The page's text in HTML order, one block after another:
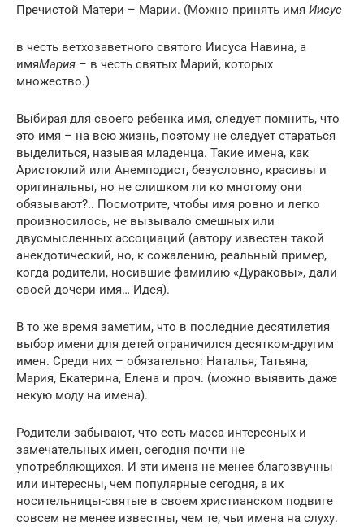
Пречистой Матери – Марии. (Можно принять имя Иисус
в честь ветхозаветного святого Иисуса Навина, а
имяМария – в честь святых Марий, которых
множество.)
Выбирая для своего ребенка имя, следует помнить, что
это имя – на всю жизнь, поэтому не следует стараться
выделиться, называя младенца. Такие имена, как
Аристоклий или Анемподист, безусловно, красивы и
оригинальны, но не слишком ли ко многому они
обязывают?.. Посмотрите, чтобы имя ровно и легко
произносилось, не вызывало смешных или
двусмысленных ассоциаций (автору известен такой
анекдотический, но, к сожалению, реальный пример,
когда родители, носившие фамилию «Дураковы», дали
своей дочери имя… Идея).
В то же время заметим, что в последние десятилетия
выбор имени для детей ограничился десятком-другим
имен. Среди них – обязательно: Наталья, Татьяна,
Мария, Екатерина, Елена и проч. (можно выявить даже
некую моду на имена).
Родители забывают, что есть масса интересных и
замечательных имен, сегодня почти не
употребляющихся. И эти имена не менее благозвучны
или интересны, чем популярные сегодня, а их
носительницы-святые в своем христианском подвиге
совсем не менее известны, чем те, чьи имена на слуху.